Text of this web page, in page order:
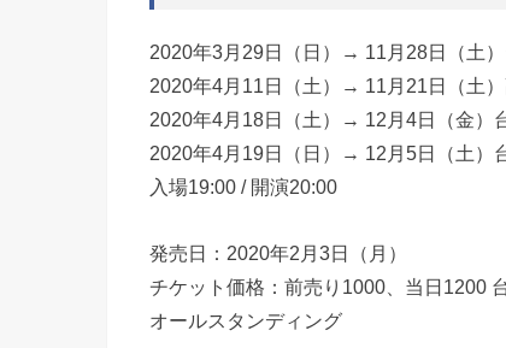
2020年3月29日（日）→ 11月28日（土
2020年4月11日（土）→ 11月21日（土
2020年4月18日（土）→ 12月4日（金）
2020年4月19日（日）→ 12月5日（土）
入場19:00 / 開演20:00
発売日：2020年2月3日（月）
チケット価格：前売り1000、当日1200
オールスタンディング